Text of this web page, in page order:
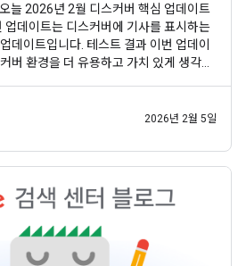
늘 2026년 2월 디스커버 핵심 업데이트
업데이트는 디스커버에 기사를 표시하는
데이트입니다. 테스트 결과 이번 업데이
버 환경을 더 유용하고 가치 있게 생각하
2026년 2월 5일